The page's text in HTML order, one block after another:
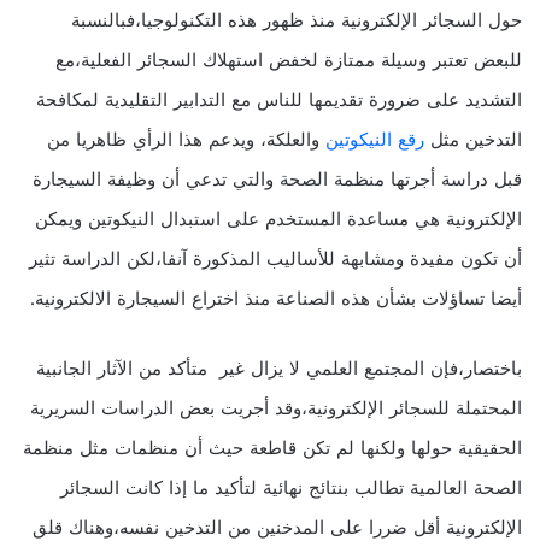
حول السجائر الإلكترونية منذ ظهور هذه التكنولوجيا،فبالنسبة
للبعض تعتبر وسيلة ممتازة لخفض استهلاك السجائر الفعلية،مع
التشديد على ضرورة تقديمها للناس مع التدابير التقليدية لمكافحة
التدخين مثل رقع النيكوتين والعلكة، ويدعم هذا الرأي ظاهريا من
قبل دراسة أجرتها منظمة الصحة والتي تدعي أن وظيفة السيجارة
الإلكترونية هي مساعدة المستخدم على استبدال النيكوتين ويمكن
أن تكون مفيدة ومشابهة للأساليب المذكورة آنفا،لكن الدراسة تثير
أيضا تساؤلات بشأن هذه الصناعة منذ اختراع السيجارة الالكترونية.
باختصار،فإن المجتمع العلمي لا يزال غير متأكد من الآثار الجانبية
المحتملة للسجائر الإلكترونية،وقد أجريت بعض الدراسات السريرية
الحقيقية حولها ولكنها لم تكن قاطعة حيث أن منظمات مثل منظمة
الصحة العالمية تطالب بنتائج نهائية لتأكيد ما إذا كانت السجائر
الإلكترونية أقل ضررا على المدخنين من التدخين نفسه،وهناك قلق